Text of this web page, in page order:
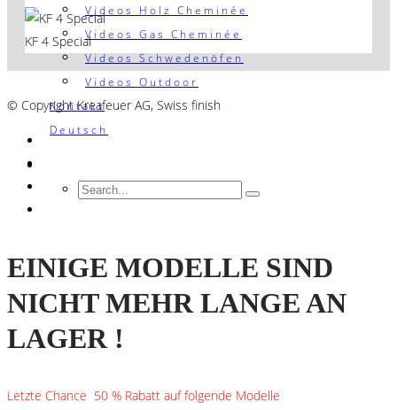
Videos Holz Cheminée
Videos Gas Cheminée
Videos Schwedenöfen
Videos Outdoor
Kontakt
Deutsch
KF 4 Special
© Copyright Kreafeuer AG, Swiss finish
EINIGE MODELLE SIND
NICHT MEHR LANGE AN
LAGER !
Letzte Chance 50 % Rabatt auf folgende Modelle